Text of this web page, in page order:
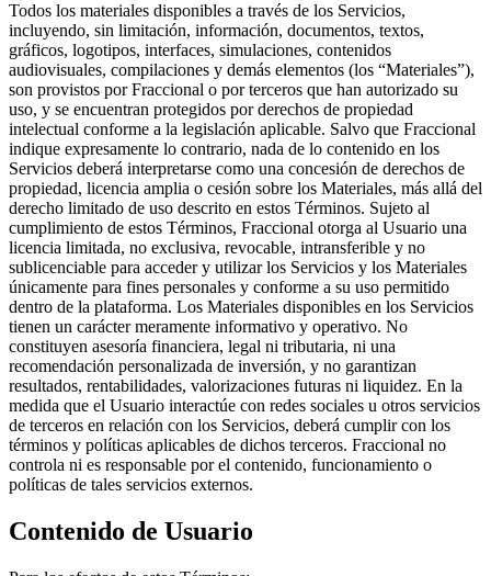
Todos los materiales disponibles a través de los Servicios,
incluyendo, sin limitación, información, documentos, textos,
gráficos, logotipos, interfaces, simulaciones, contenidos
audiovisuales, compilaciones y demás elementos (los “Materiales”),
son provistos por Fraccional o por terceros que han autorizado su
uso, y se encuentran protegidos por derechos de propiedad
intelectual conforme a la legislación aplicable. Salvo que Fraccional
indique expresamente lo contrario, nada de lo contenido en los
Servicios deberá interpretarse como una concesión de derechos de
propiedad, licencia amplia o cesión sobre los Materiales, más allá del
derecho limitado de uso descrito en estos Términos. Sujeto al
cumplimiento de estos Términos, Fraccional otorga al Usuario una
licencia limitada, no exclusiva, revocable, intransferible y no
sublicenciable para acceder y utilizar los Servicios y los Materiales
únicamente para fines personales y conforme a su uso permitido
dentro de la plataforma. Los Materiales disponibles en los Servicios
tienen un carácter meramente informativo y operativo. No
constituyen asesoría financiera, legal ni tributaria, ni una
recomendación personalizada de inversión, y no garantizan
resultados, rentabilidades, valorizaciones futuras ni liquidez. En la
medida que el Usuario interactúe con redes sociales u otros servicios
de terceros en relación con los Servicios, deberá cumplir con los
términos y políticas aplicables de dichos terceros. Fraccional no
controla ni es responsable por el contenido, funcionamiento o
políticas de tales servicios externos.
Contenido de Usuario